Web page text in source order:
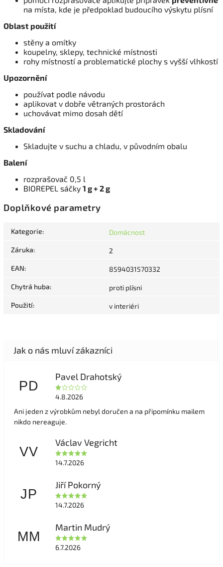
na místa, kde je předpoklad budoucího výskytu plísní
Oblast použití
stěny a omítky
koupelny, sklepy, technické místnosti
rohy místností a problematické plochy s vyšší vlhkostí
Upozornění
používat podle návodu
aplikovat v dobře větraných prostorách
uchovávat mimo dosah dětí
Skladování
Skladujte v suchu a chladu, v původním obalu
Balení
rozprašovač 0,5 l
BIOREPEL sáčky 1 g + 2 g
Doplňkové parametry
Kategorie: Domácnost
Záruka: 2
EAN: 8594031570332
Chytrá huba: proti plísni
Použití: v interiéri
PD
Pavel Drahotský
4.8.2026
Ani jeden z výrobkům nebyl doručen a na připomínku mailem
nikdo nereaguje.
VV
Václav Vegricht
14.7.2026
JP
Jiří Pokorný
14.7.2026
MM
Martin Mudrý
6.7.2026